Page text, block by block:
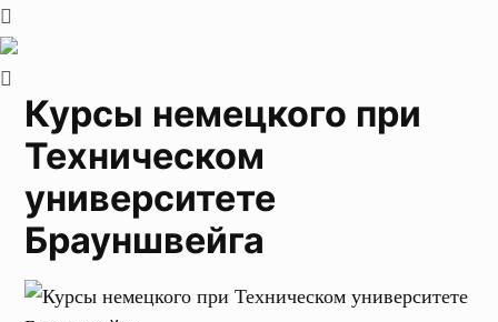
Курсы немецкого при
Техническом
университете
Брауншвейга